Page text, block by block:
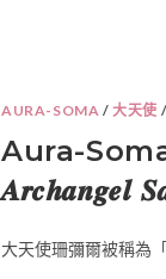
AURA-SOMA /大天使 /
Aura-
𝑨𝒓𝒄𝒉𝒂𝒏𝒈𝒆𝒍
大天使珊彌爾被稱為